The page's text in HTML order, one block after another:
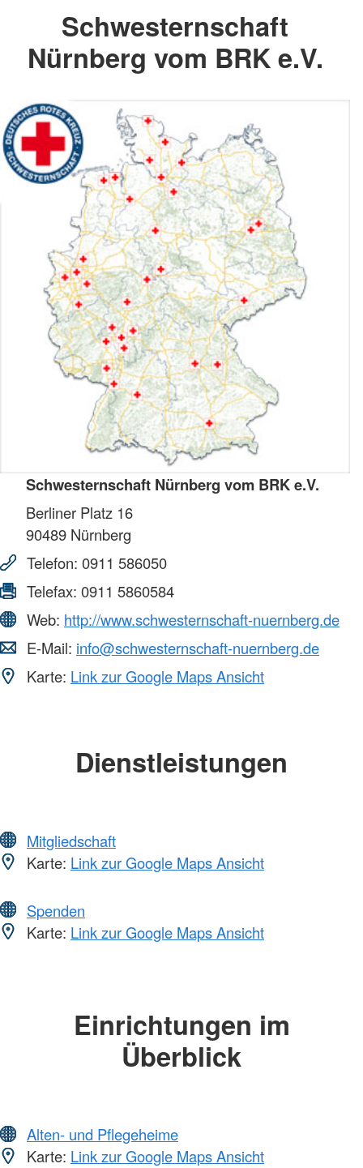
Schwesternschaft
Nürnberg vom BRK e.V.
Schwesternschaft Nürnberg vom BRK e.V.
Berliner Platz 16
90489 Nürnberg
Telefon: 0911 586050
Telefax: 0911 5860584
Web: http://www.schwesternschaft-nuernberg.de
E-Mail: info@schwesternschaft-nuernberg.de
Karte: Link zur Google Maps Ansicht
Dienstleistungen
Mitgliedschaft
Karte: Link zur Google Maps Ansicht
Spenden
Karte: Link zur Google Maps Ansicht
Einrichtungen im
Überblick
Alten- und Pflegeheime
Karte: Link zur Google Maps Ansicht